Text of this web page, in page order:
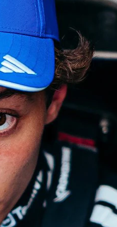
reserved by RaceResult